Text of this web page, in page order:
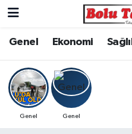
Genel Ekonomi
Genel Genel